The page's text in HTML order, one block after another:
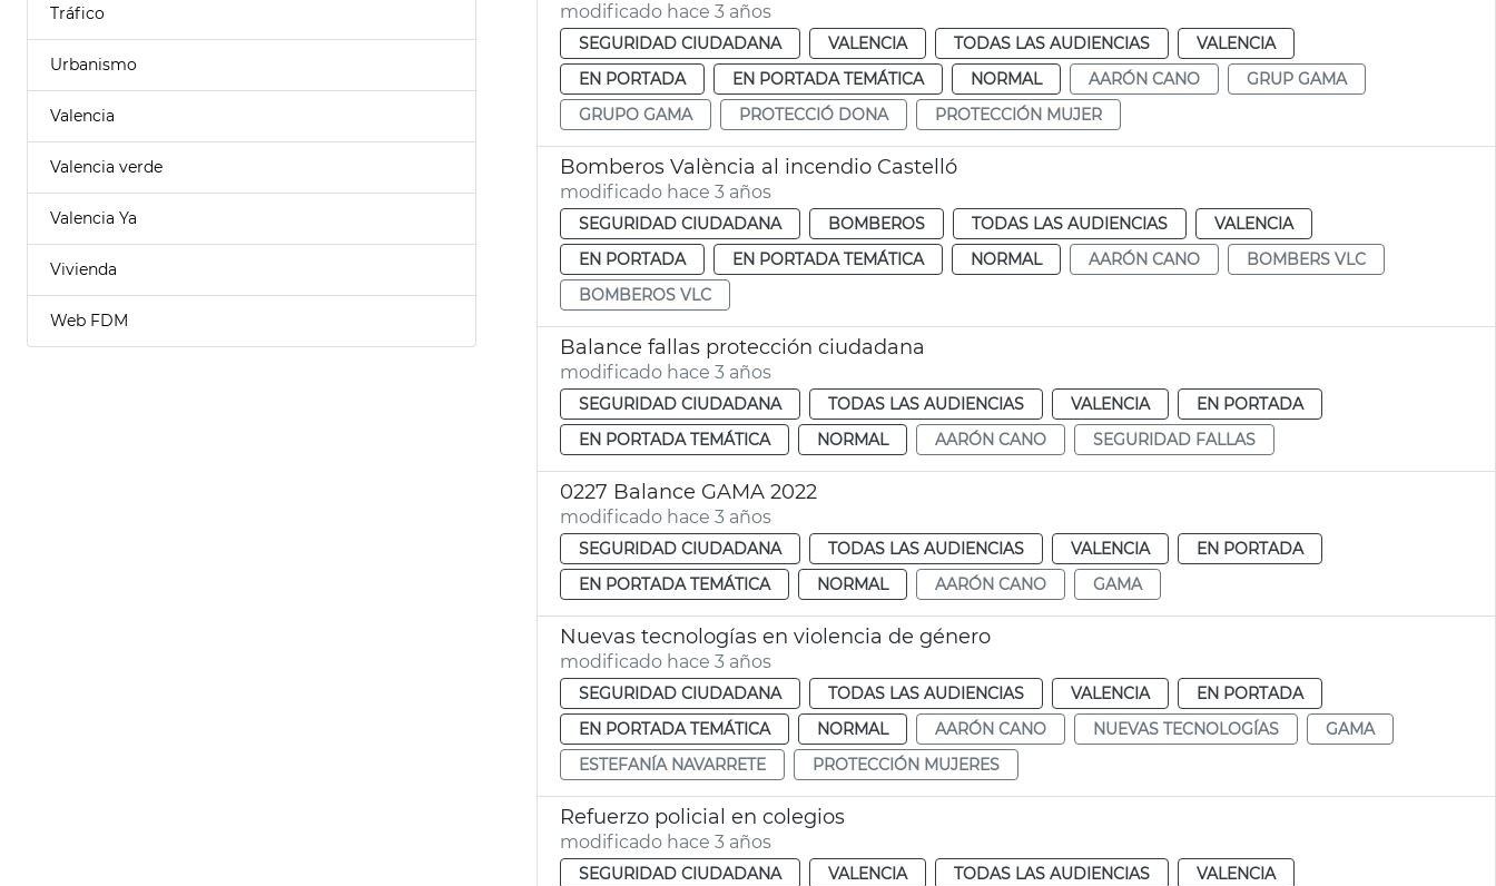
Tráfico
Urbanismo
Valencia
Valencia verde
Valencia Ya
Vivienda
Web FDM
modificado hace 3 años
SEGURIDAD CIUDADANA VALENCIA TODAS LAS AUDIENCIAS
VALENCIA
EN PORTADA
EN PORTADA TEMÁTICA NORMAL AARÓN CANO
GRUP GAMA
GRUPO GAMA
PROTECCIÓ DONA PROTECCIÓN MUJER
Bomberos València al incendio Castelló
modificado hace 3 años
SEGURIDAD CIUDADANA BOMBEROS TODAS LAS AUDIENCIAS
VALENCIA
EN PORTADA
EN PORTADA TEMÁTICA NORMAL AARÓN CANO
BOMBERS VLC
BOMBEROS VLC
Balance fallas protección ciudadana
modificado hace 3 años
SEGURIDAD CIUDADANA TODAS LAS AUDIENCIAS VALENCIA
EN PORTADA
EN PORTADA TEMÁTICA
NORMAL AARÓN CANO SEGURIDAD FALLAS
0227 Balance GAMA 2022
modificado hace 3 años
SEGURIDAD CIUDADANA TODAS LAS AUDIENCIAS VALENCIA
EN PORTADA
EN PORTADA TEMÁTICA
NORMAL AARÓN CANO GAMA
Nuevas tecnologías en violencia de género
modificado hace 3 años
SEGURIDAD CIUDADANA TODAS LAS AUDIENCIAS VALENCIA
EN PORTADA
EN PORTADA TEMÁTICA
NORMAL AARÓN CANO NUEVAS TECNOLOGÍAS
GAMA
ESTEFANÍA NAVARRETE
PROTECCIÓN MUJERES
Refuerzo policial en colegios
modificado hace 3 años
SEGURIDAD CIUDADANA VALENCIA TODAS LAS AUDIENCIAS
VALENCIA